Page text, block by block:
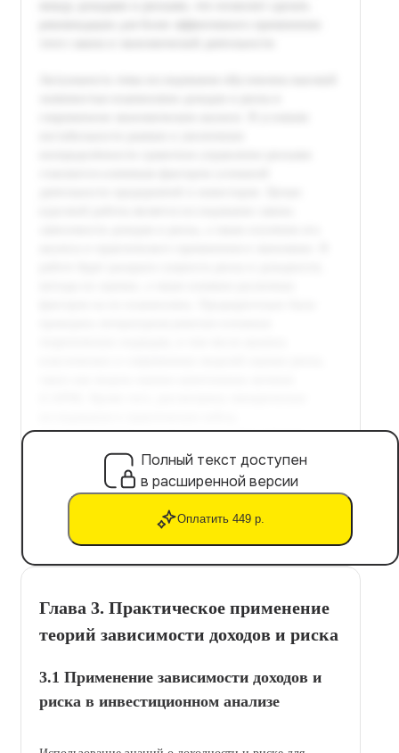
Полный текст доступен
в расширенной версии
Оплатить 449 р.
Глава 3. Практическое применение
теорий зависимости доходов и риска
3.1 Применение зависимости доходов и
риска в инвестиционном анализе